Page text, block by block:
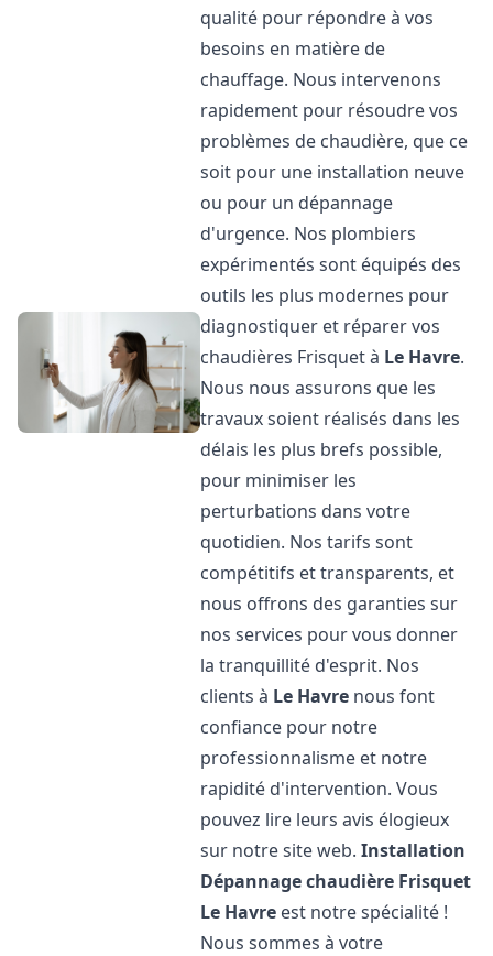
qualité pour répondre à vos
besoins en matière de
chauffage. Nous intervenons
rapidement pour résoudre vos
problèmes de chaudière, que ce
soit pour une installation neuve
ou pour un dépannage
d'urgence. Nos plombiers
expérimentés sont équipés des
outils les plus modernes pour
diagnostiquer et réparer vos
chaudières Frisquet à Le Havre.
Nous nous assurons que les
travaux soient réalisés dans les
délais les plus brefs possible,
pour minimiser les
perturbations dans votre
quotidien. Nos tarifs sont
compétitifs et transparents, et
nous offrons des garanties sur
nos services pour vous donner
la tranquillité d'esprit. Nos
clients à Le Havre nous font
confiance pour notre
professionnalisme et notre
rapidité d'intervention. Vous
pouvez lire leurs avis élogieux
sur notre site web.Installation
Dépannage chaudière Frisquet
Le Havre est notre spécialité !
Nous sommes à votre